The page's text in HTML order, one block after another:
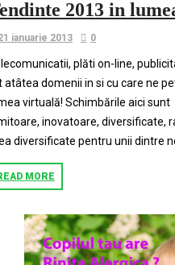
2013 in
ianuarie 2013 0
plăti on-line,
atâtea domenii in si cu care ne
virtuală! Schimbările aici
inovatoare, diversificate,
diversificate pentru unii dintre
MORE